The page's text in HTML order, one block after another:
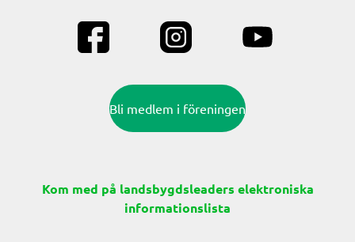
Bli medlem i föreningen
Kom med på landsbygdsleaders elektroniska
informationslista